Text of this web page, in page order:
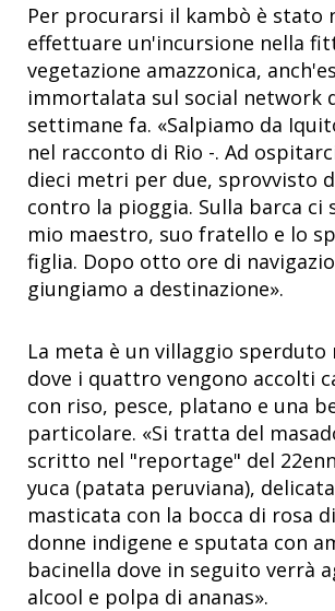
Per procurarsi il kambò è stato
effettuare un'incursione nella
vegetazione amazzonica,
immortalata sul social network
settimane fa. «Salpiamo da
nel racconto di Rio -. Ad
dieci metri per due, sprovvisto
contro la pioggia. Sulla barca ci
mio maestro, suo fratello e lo
figlia. Dopo otto ore di
giungiamo a destinazione».
La meta è un villaggio sperduto
dove i quattro vengono accolti
con riso, pesce, platano e una
particolare. «Si tratta del
scritto nel "reportage" del
yuca (patata peruviana),
masticata con la bocca di rosa
donne indigene e sputata con
bacinella dove in seguito verrà
alcool e polpa di ananas».